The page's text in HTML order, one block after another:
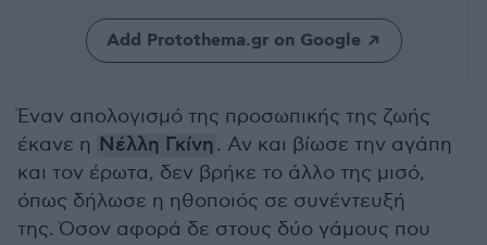
Add Protothema.gr on Google
Έναν απολογισμό της προσωπικής της ζωής
έκανε η Νέλλη Γκίνη. Αν και βίωσε την αγάπη
και τον έρωτα, δεν βρήκε το άλλο της μισό,
όπως δήλωσε η ηθοποιός σε συνέντευξή
της. Όσον αφορά δε στους δύο γάμους που